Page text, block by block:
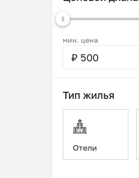
мин. цена
Тип жилья
Отели